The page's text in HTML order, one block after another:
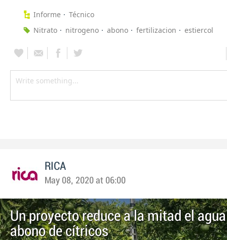
Informe
Técnico
Nitrato
nitrogeno abono fertilizacion estiercol
RICA
May 08, 2020 at 06:00
Un proyecto reduce a la mitad el
abono de cítricos